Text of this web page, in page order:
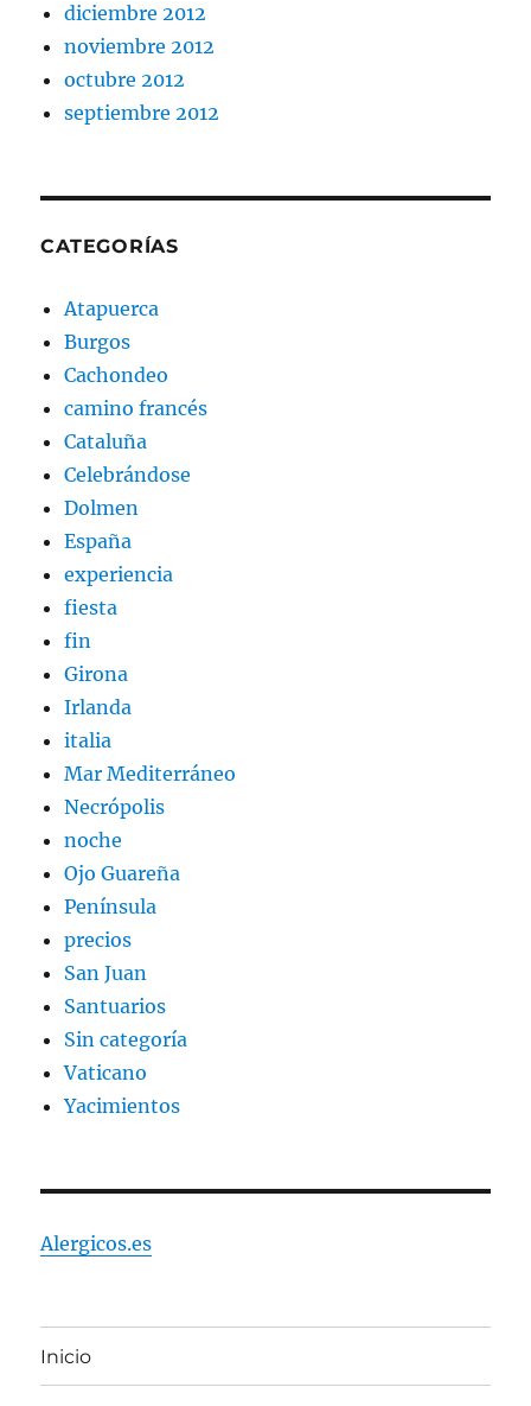
diciembre 2012
noviembre 2012
octubre 2012
septiembre 2012
CATEGORÍAS
Atapuerca
Burgos
Cachondeo
camino francés
Cataluña
Celebrándose
Dolmen
España
experiencia
fiesta
fin
Girona
Irlanda
italia
Mar Mediterráneo
Necrópolis
noche
Ojo Guareña
Península
precios
San Juan
Santuarios
Sin categoría
Vaticano
Yacimientos
Alergicos.es
Inicio